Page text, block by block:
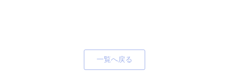
一覧へ戻る